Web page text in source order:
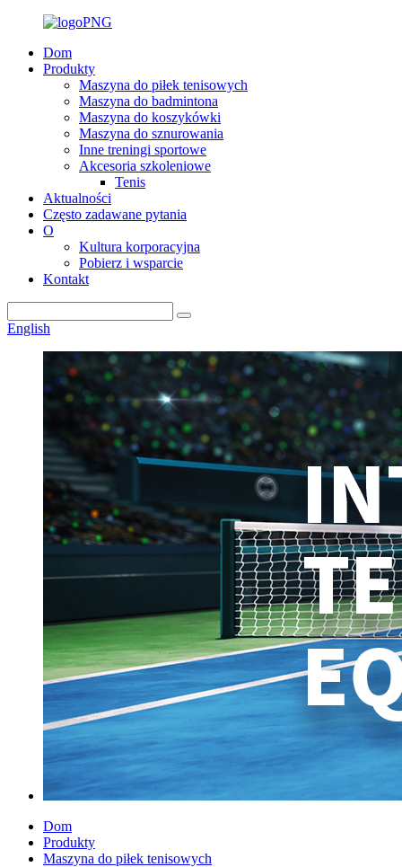
Dom
Produkty
Maszyna do piłek tenisowych
Maszyna do badmintona
Maszyna do koszykówki
Maszyna do sznurowania
Inne treningi sportowe
Akcesoria szkoleniowe
Tenis
Aktualności
Często zadawane pytania
O
Kultura korporacyjna
Pobierz i wsparcie
Kontakt
English
Dom
Produkty
Maszyna do piłek tenisowych